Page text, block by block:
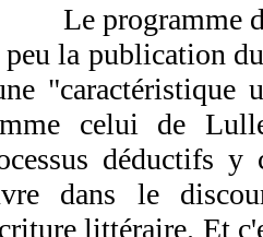
Le programme
peu la publication
"caractéristique
celui de
déductifs
dans le
littéraire. Et